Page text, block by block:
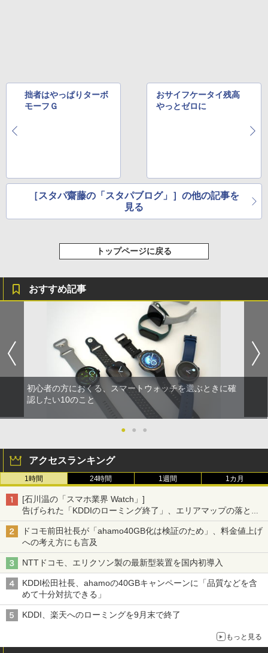
拙者はやっぱりターボ
モーフＧ
おサイフケータイ残高
やっとゼロに
［スタパ齋藤の「スタパブログ」］の他の記事を
見る
トップページに戻る
おすすめ記事
初心者の方におくる、スマートウォッチを選ぶときに確
認したい10のこと
● ● ●
アクセスランキング
1時間 24時間 1週間 1カ月
[石川温の「スマホ業界 Watch」]
告げられた「KDDIのローミング終了」、エリアマップの落とし
穴と楽天モバイルの課題
ドコモ前田社長が「ahamo40GB化は検証のため」、料金値上げ
への考え方にも言及
NTTドコモ、エリクソン製の最新型装置を国内初導入
KDDI松田社長、ahamoの40GBキャンペーンに「品質などを含
めて十分対抗できる」
KDDI、楽天へのローミングを9月末で終了
もっと見る